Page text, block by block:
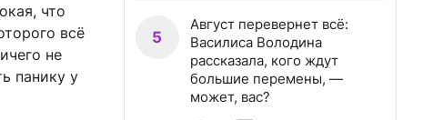
что
всё
не
панику у
5
Август перевернет всё:
Василиса Володина
рассказала, кого ждут
большие перемены, —
может, вас?